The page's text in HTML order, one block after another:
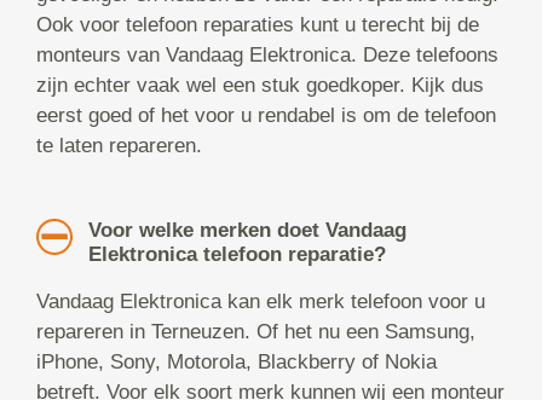
Ook voor telefoon reparaties kunt u terecht bij de
monteurs van Vandaag Elektronica. Deze telefoons
zijn echter vaak wel een stuk goedkoper. Kijk dus
eerst goed of het voor u rendabel is om de telefoon
te laten repareren.
Voor welke merken doet Vandaag
Elektronica telefoon reparatie?
Vandaag Elektronica kan elk merk telefoon voor u
repareren in Terneuzen. Of het nu een Samsung,
iPhone, Sony, Motorola, Blackberry of Nokia
betreft. Voor elk soort merk kunnen wij een monteur